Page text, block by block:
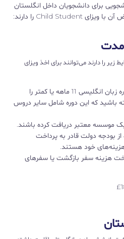
برای دانشجویان داخل انگلستان
که قصد تمدید ویزا یا تعویض آن با ویزای Child Student را دارند:
مدت
شرایط زیر را دارند می‌توانند برای اخذ ویزای
پیشنهاد تحصیل در یک دوره زبان انگلیسی 11 ماهه یا کمتر را
باشید که این دوره شامل سایر دروس
موسسه معتبر دریافت کرده باشند.
از بودجه دولت قادر به پرداخت
خود هستند.
هزینه سفر بازگشت یا سفرهای